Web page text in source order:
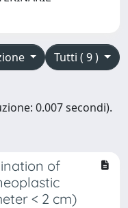
Tutti ( 9 )
0.007 secondi).
of
< 2 cm)